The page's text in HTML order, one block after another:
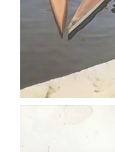
ФОТОГРАФІЇ